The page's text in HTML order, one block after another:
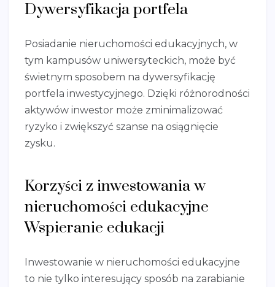
Dywersyfikacja portfela
Posiadanie nieruchomości edukacyjnych, w
tym kampusów uniwersyteckich, może być
świetnym sposobem na dywersyfikację
portfela inwestycyjnego. Dzięki różnorodności
aktywów inwestor może zminimalizować
ryzyko i zwiększyć szanse na osiągnięcie
zysku.
Korzyści z inwestowania w
nieruchomości edukacyjne
Wspieranie edukacji
Inwestowanie w nieruchomości edukacyjne
to nie tylko interesujący sposób na zarabianie